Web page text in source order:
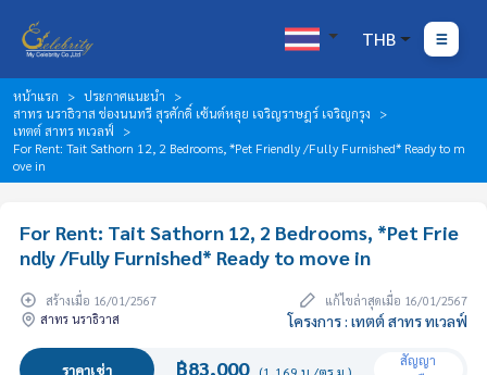
THB
หน้าแรก
ประกาศแนะนำ
สาทร นราธิวาส ช่องนนทรี สุรศักดิ์ เซ้นต์หลุย เจริญราษฎร์ เจริญกรุง
เทตต์ สาทร ทเวลฟ์
For Rent: Tait Sathorn 12, 2 Bedrooms, *Pet Friendly /Fully Furnished* Ready to m
ove in
For Rent: Tait Sathorn 12, 2 Bedrooms, *Pet Frie
ndly /Fully Furnished* Ready to move in
สร้างเมื่อ 16/01/2567
แก้ไขล่าสุดเมื่อ 16/01/2567
สาทร นราธิวาส
โครงการ : เทตต์ สาทร ทเวลฟ์
ราคาเช่า ฿83,000
สัญญา